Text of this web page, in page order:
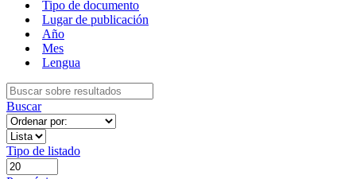
Tipo de documento
Lugar de publicación
Año
Mes
Lengua
Buscar
Tipo de listado